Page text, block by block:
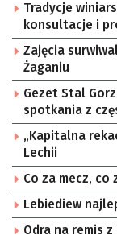
Tradycje
konsultacje i
Zajęcia
Żaganiu
Gezet Stal
spotkania z
„Kapitalna
Lechii
Co za mecz, co
Lebiediew
Odra na remis